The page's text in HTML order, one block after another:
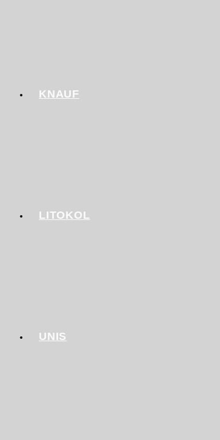
KNAUF
LITOKOL
UNIS